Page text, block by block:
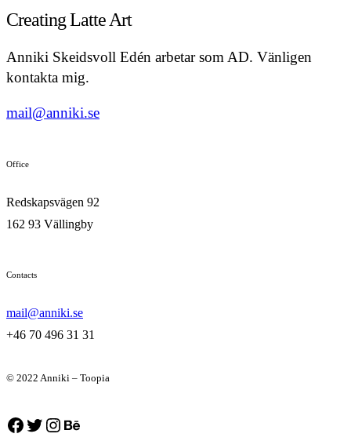
Creating Latte Art
Anniki Skeidsvoll Edén arbetar som AD. Vänligen
kontakta mig.
mail@anniki.se
Office
Redskapsvägen 92
162 93 Vällingby
Contacts
mail@anniki.se
+46 70 496 31 31
© 2022 Anniki – Toopia
Facebook Twitter Instagram Behance